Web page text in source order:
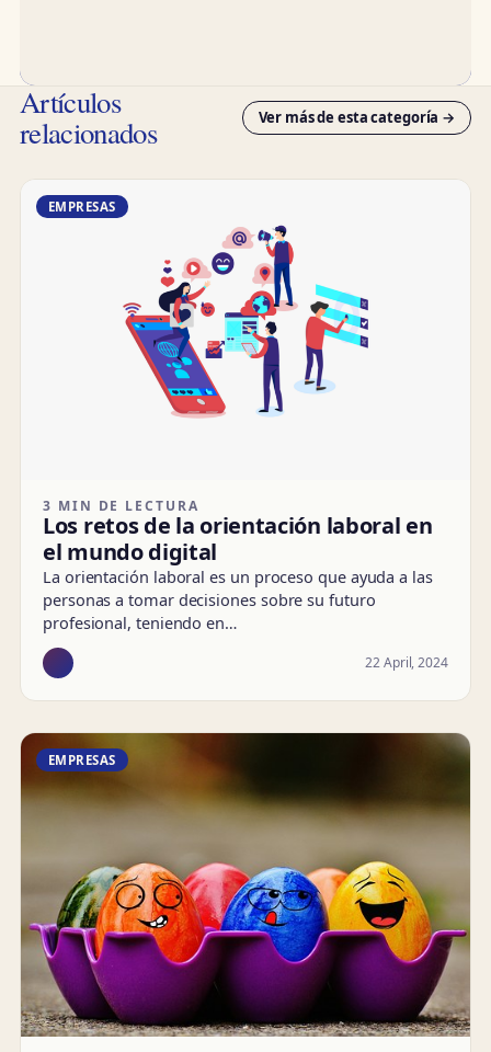
Artículos
relacionados Ver más de esta categoría →
EMPRESAS
3 MIN DE LECTURA
Los retos de la orientación laboral en
el mundo digital
La orientación laboral es un proceso que ayuda a las
personas a tomar decisiones sobre su futuro
profesional, teniendo en…
22 April, 2024
EMPRESAS